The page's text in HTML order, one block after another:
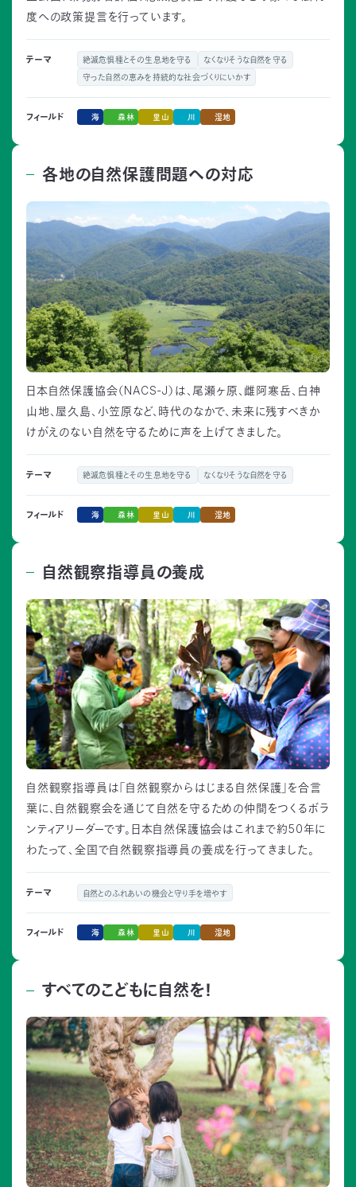
度への政策提言を行っています。
テーマ 絶滅危惧種とその生息地を守る
なくなりそうな自然を守る
守った自然の恵みを持続的な社会づくりにいかす
フィールド 海 森林 里山 川 湿地
各地の自然保護問題への対応
日本自然保護協会（NACS-J）は、尾瀬ヶ原、雌阿寒岳、白神
山地、屋久島、小笠原など、時代のなかで、未来に残すべきか
けがえのない自然を守るために声を上げてきました。
テーマ 絶滅危惧種とその生息地を守る なくなりそうな自然を守る
フィールド 海 森林 里山 川 湿地
自然観察指導員の養成
自然観察指導員は「自然観察からはじまる自然保護」を合言
葉に、自然観察会を通じて自然を守るための仲間をつくるボラ
ンティアリーダーです。日本自然保護協会はこれまで約50年に
わたって、全国で自然観察指導員の養成を行ってきました。
テーマ 自然とのふれあいの機会と守り手を増やす
フィールド 海 森林 里山 川 湿地
すべてのこどもに自然を！